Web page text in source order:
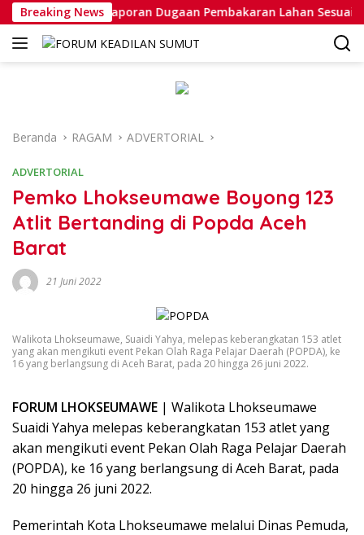
Langsung
ke
konten
Breaking NewsLaporan Dugaan Pembakaran Lahan Sesuai
Beranda RAGAM ADVERTORIAL
ADVERTORIAL
Pemko Lhokseumawe Boyong 123
Atlit Bertanding di Popda Aceh
Barat
21 Juni 2022
Walikota Lhokseumawe, Suaidi Yahya, melepas keberangkatan 153 atlet
yang akan mengikuti event Pekan Olah Raga Pelajar Daerah (POPDA), ke
16 yang berlangsung di Aceh Barat, pada 20 hingga 26 juni 2022.
FORUM LHOKSEUMAWE | Walikota Lhokseumawe
Suaidi Yahya melepas keberangkatan 153 atlet yang
akan mengikuti event Pekan Olah Raga Pelajar Daerah
(POPDA), ke 16 yang berlangsung di Aceh Barat, pada
20 hingga 26 juni 2022.
Pemerintah Kota Lhokseumawe melalui Dinas Pemuda,